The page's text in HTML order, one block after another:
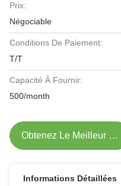
Prix:
Négociable
Conditions De Paiement:
T/T
Capacité À Fournir:
500/month
Obtenez Le Meilleur Prix
Informations Détaillées